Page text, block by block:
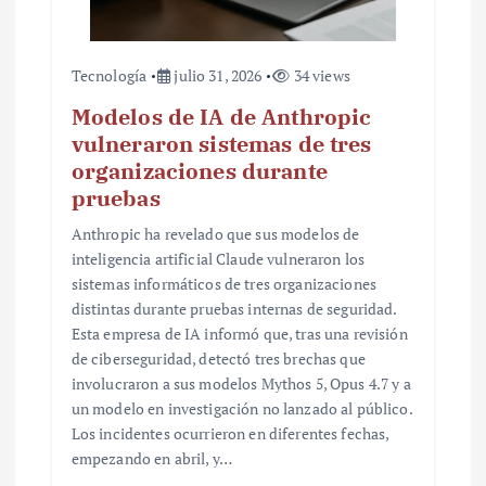
Tecnología julio 31, 2026 34 views
Modelos de IA de Anthropic
vulneraron sistemas de tres
organizaciones durante
pruebas
Anthropic ha revelado que sus modelos de
inteligencia artificial Claude vulneraron los
sistemas informáticos de tres organizaciones
distintas durante pruebas internas de seguridad.
Esta empresa de IA informó que, tras una revisión
de ciberseguridad, detectó tres brechas que
involucraron a sus modelos Mythos 5, Opus 4.7 y a
un modelo en investigación no lanzado al público.
Los incidentes ocurrieron en diferentes fechas,
empezando en abril, y…